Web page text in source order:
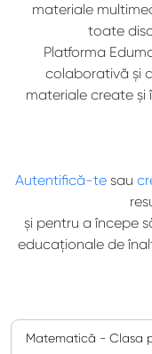
materiale
toate
Platforma
colaborativă și
materiale create
Autentifică-te sau
și pentru a începe
educaționale de
Matematică - Clasa